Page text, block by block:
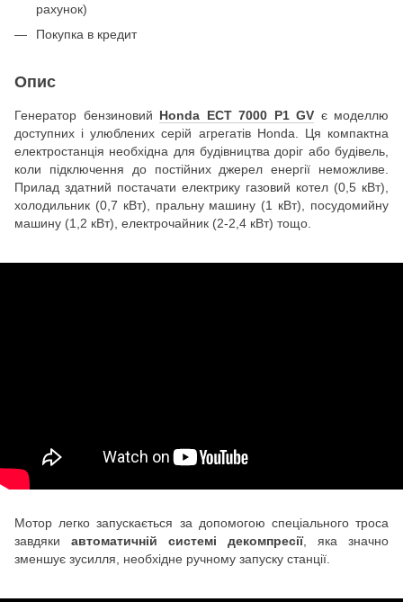
рахунок)
Покупка в кредит
Опис
Генератор бензиновий Honda ECT 7000 P1 GV є моделлю
доступних і улюблених серій агрегатів Honda. Ця компактна
електростанція необхідна для будівництва доріг або будівель,
коли підключення до постійних джерел енергії неможливе.
Прилад здатний постачати електрику газовий котел (0,5 кВт),
холодильник (0,7 кВт), пральну машину (1 кВт), посудомийну
машину (1,2 кВт), електрочайник (2-2,4 кВт) тощо.
Мотор легко запускається за допомогою спеціального троса
завдяки автоматичній системі декомпресії, яка значно
зменшує зусилля, необхідне ручному запуску станції.